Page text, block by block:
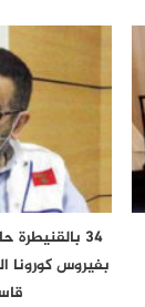
34
بفيروس كورونا